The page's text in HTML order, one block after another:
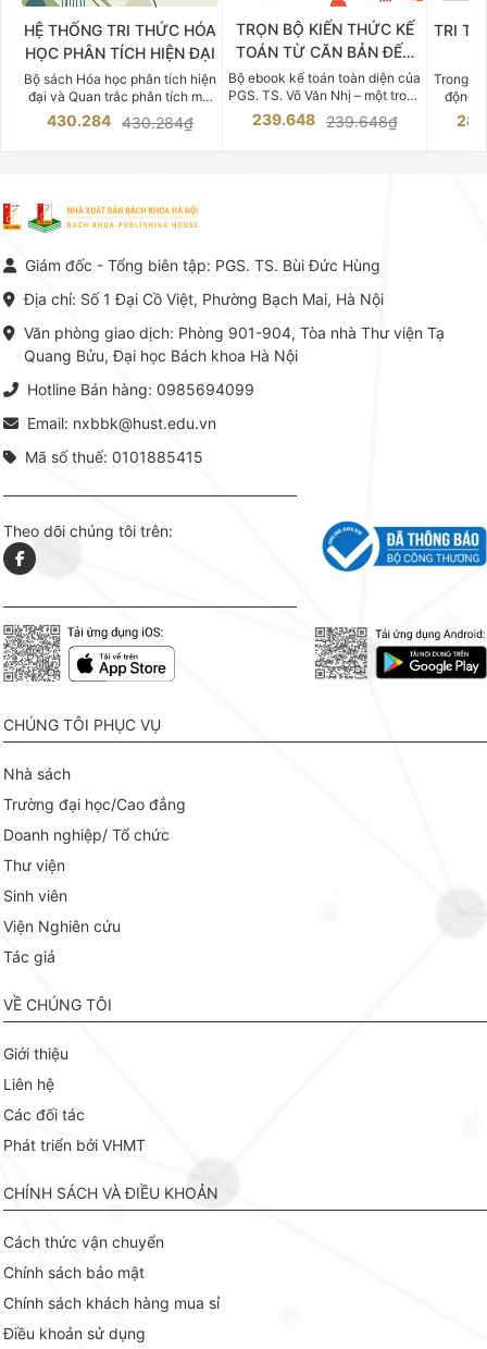
HỆ THỐNG TRI THỨC HÓA
HỌC PHÂN TÍCH HIỆN ĐẠI
Bộ sách Hóa học phân tích hiện
đại và Quan trắc phân tích môi
trường của Cố Giáo sư, Tiến sĩ
Phạm Luận là một trong những
vực Hóa học phân tích tại Việt
Nam hiện nay. Bộ sách mang
đến một hệ thống tri thức hoàn
thuật thực hành -> Ứng dụng
chuyên ngành, được NXB Bách
khoa Hà Nội ấn hành cả hai
phiên bản sách giấy và điện tử.
430.284 430.284₫
TRỌN BỘ KIẾN THỨC KẾ
TOÁN TỪ CĂN BẢN ĐẾN
CHUYÊN SÂU
Bộ ebook kế toán toàn diện của
PGS. TS. Võ Văn Nhị – một trong
những chuyên gia hàng đầu,
giàu kinh nghiệm trong lĩnh vực
239.648 239.648₫
TRI
Trong
động
việc
tế và
tín trong
lý. Các
Giám đốc - Tổng biên tập: PGS. TS. Bùi Đức Hùng
Địa chỉ: Số 1 Đại Cồ Việt, Phường Bạch Mai, Hà Nội
Văn phòng giao dịch: Phòng 901-904, Tòa nhà Thư viện Tạ
Quang Bửu, Đại học Bách khoa Hà Nội
Hotline Bán hàng: 0985694099
Email: nxbbk@hust.edu.vn
Mã số thuế: 0101885415
Theo dõi chúng tôi trên:
CHÚNG TÔI PHỤC VỤ
Nhà sách
Trường đại học/Cao đẳng
Doanh nghiệp/ Tổ chức
Thư viện
Sinh viên
Viện Nghiên cứu
Tác giả
VỀ CHÚNG TÔI
Giới thiệu
Liên hệ
Các đối tác
Phát triển bởi VHMT
CHÍNH SÁCH VÀ ĐIỀU KHOẢN
Cách thức vận chuyển
Chính sách bảo mật
Chính sách khách hàng mua sỉ
Điều khoản sử dụng